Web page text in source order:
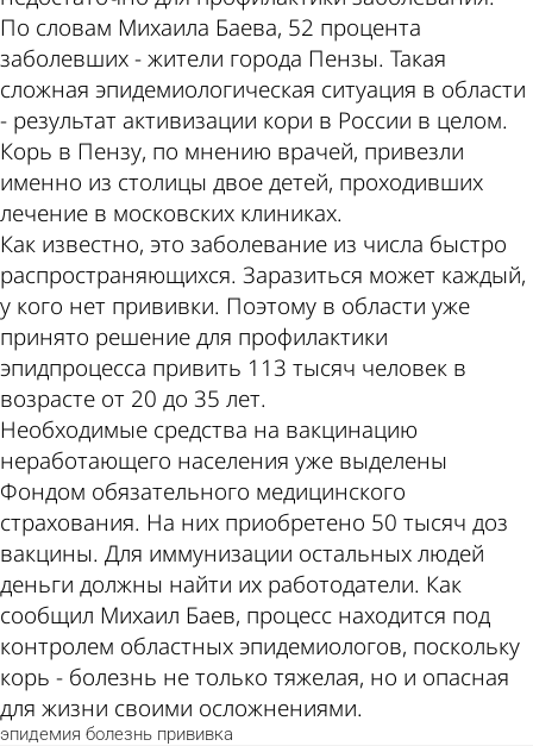
По словам Михаила Баева, 52 процента
заболевших - жители города Пензы. Такая
сложная эпидемиологическая ситуация в области
- результат активизации кори в России в целом.
Корь в Пензу, по мнению врачей, привезли
именно из столицы двое детей, проходивших
лечение в московских клиниках.
Как известно, это заболевание из числа быстро
распространяющихся. Заразиться может каждый,
у кого нет прививки. Поэтому в области уже
принято решение для профилактики
эпидпроцесса привить 113 тысяч человек в
возрасте от 20 до 35 лет.
Необходимые средства на вакцинацию
неработающего населения уже выделены
Фондом обязательного медицинского
страхования. На них приобретено 50 тысяч доз
вакцины. Для иммунизации остальных людей
деньги должны найти их работодатели. Как
сообщил Михаил Баев, процесс находится под
контролем областных эпидемиологов, поскольку
корь - болезнь не только тяжелая, но и опасная
для жизни своими осложнениями.
эпидемия болезнь прививка